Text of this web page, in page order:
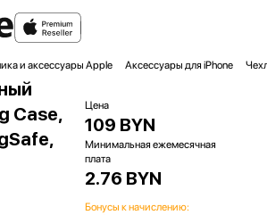
и аксессуары Apple Аксессуары для iPhone
Case,
Цена
109 BYN
Минимальная ежемесячная
плата
2.76 BYN
Бонусы к начислению: